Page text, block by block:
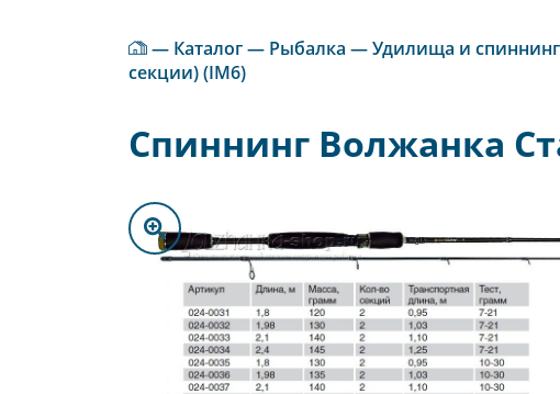
— Каталог— Рыбалка —Удилища и
секции) (IM6)
Спиннинг Волжанка